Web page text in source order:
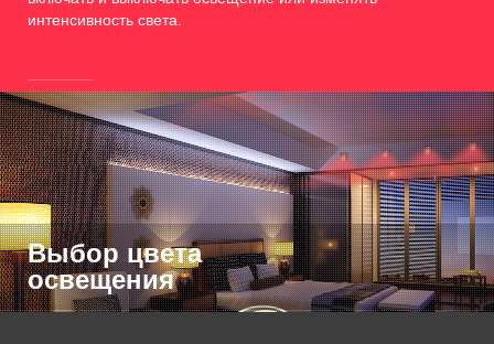
интенсивность света.
Выбор цвета
освещения